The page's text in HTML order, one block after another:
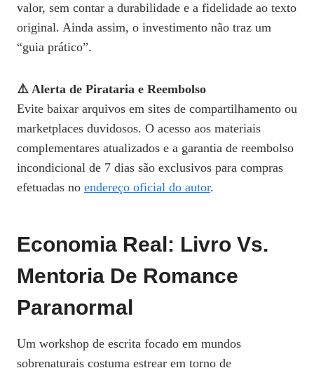
valor, sem contar a durabilidade e a fidelidade ao texto
original. Ainda assim, o investimento não traz um
“guia prático”.
⚠️ Alerta de Pirataria e Reembolso
Evite baixar arquivos em sites de compartilhamento ou
marketplaces duvidosos. O acesso aos materiais
complementares atualizados e a garantia de reembolso
incondicional de 7 dias são exclusivos para compras
efetuadas no endereço oficial do autor.
Economia Real: Livro Vs.
Mentoria De Romance
Paranormal
Um workshop de escrita focado em mundos
sobrenaturais costuma estrear em torno de